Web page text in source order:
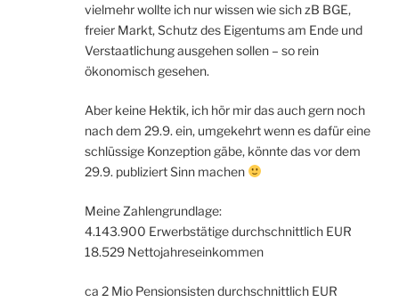
vielmehr wollte ich nur wissen wie sich zB BGE,
freier Markt, Schutz des Eigentums am Ende und
Verstaatlichung ausgehen sollen – so rein
ökonomisch gesehen.
Aber keine Hektik, ich hör mir das auch gern noch
nach dem 29.9. ein, umgekehrt wenn es dafür eine
schlüssige Konzeption gäbe, könnte das vor dem
29.9. publiziert Sinn machen
Meine Zahlengrundlage:
4.143.900 Erwerbstätige durchschnittlich EUR
18.529 Nettojahreseinkommen
ca 2 Mio Pensionsisten durchschnittlich EUR